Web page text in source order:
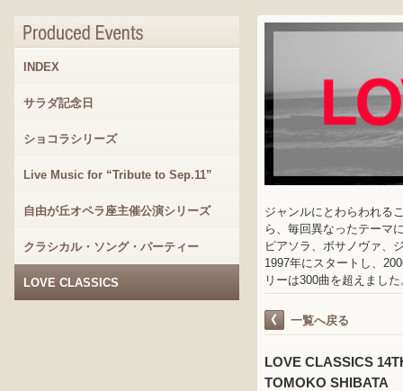
INDEX
サラダ記念日
ショコラシリーズ
Live Music for “Tribute to Sep.11”
自由が丘オペラ座主催公演シリーズ
クラシカル・ソング・パーティー
LOVE CLASSICS
ジャンルにとわらわれる
ら、毎回異なったテーマ
ピアソラ、ボサノヴァ、
1997年にスタートし、
リーは300曲を超えました
一覧へ戻る
LOVE CLASSICS
TOMOKO SHIBATA